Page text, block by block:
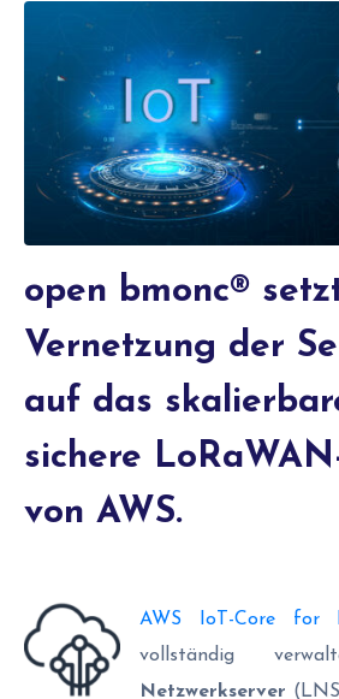
open bmonc®
Vernetzung der
auf das
sichere
von AWS.
AWS IoT-Core for
vollständig
Netzwerkserver